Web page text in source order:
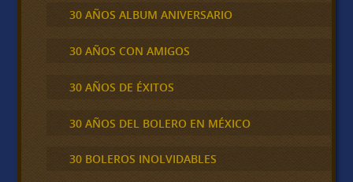
30 AÑOS ALBUM ANIVERSARIO
30 AÑOS CON AMIGOS
30 AÑOS DE ÉXITOS
30 AÑOS DEL BOLERO EN MÉXICO
30 BOLEROS INOLVIDABLES